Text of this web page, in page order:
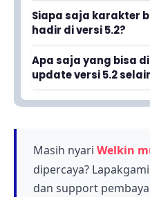
Update Genshin
pada bulan
terbaru yang akan
baru ke dalam
Siapa saja karakter
hadir di versi 5.2?
Dua karakter baru
Chasca dan Ororon.
menjadi tambahan
pemain kumpulkan.
Apa saja yang bisa
update versi 5.2
Selain dua karakter
dapat menantikan
tambahan yang
bermain semakin seru.
Masih nyari Welkin
dipercaya?
dan support